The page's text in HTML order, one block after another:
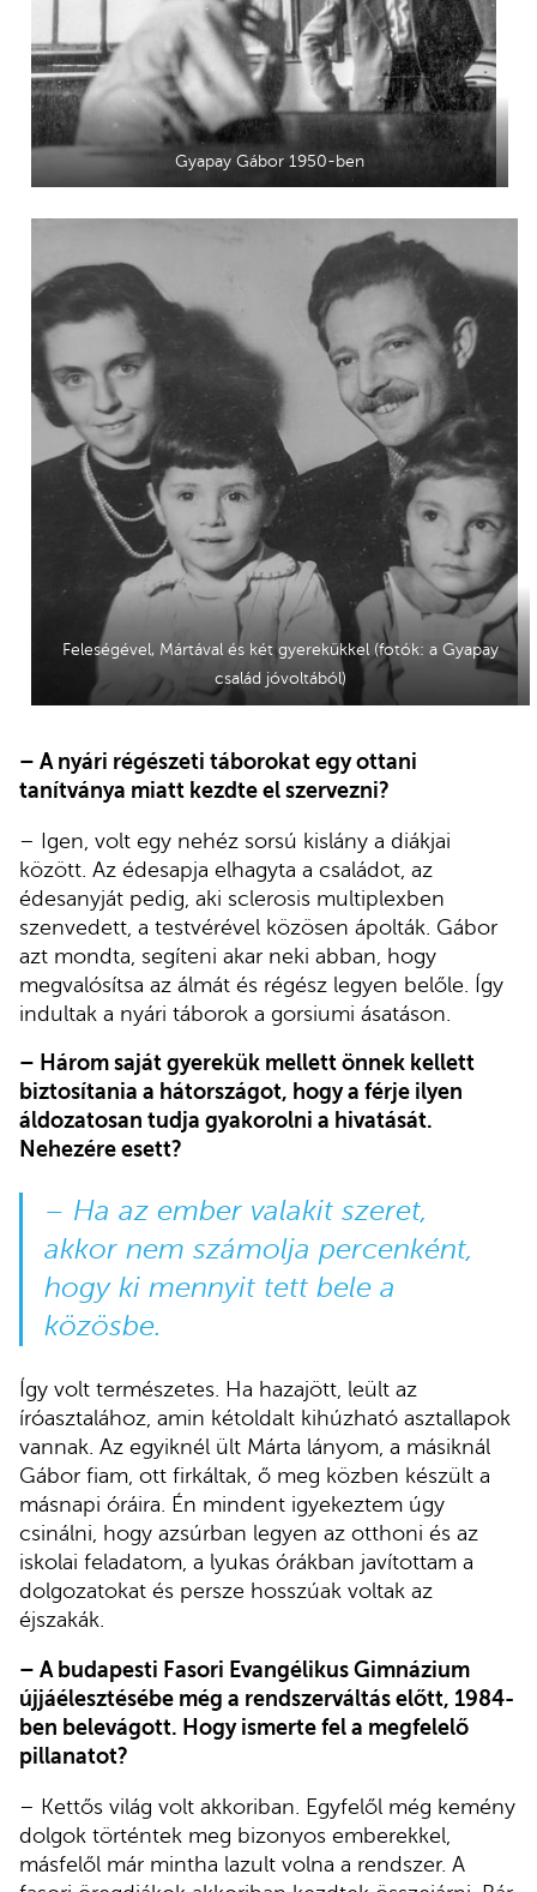
Gyapay Gábor 1950-ben
Feleségével, Mártával és két gyerekükkel (fotók: a Gyapay
család jóvoltából)
– A nyári régészeti táborokat egy ottani
tanítványa miatt kezdte el szervezni?
– Igen, volt egy nehéz sorsú kislány a diákjai
között. Az édesapja elhagyta a családot, az
édesanyját pedig, aki sclerosis multiplexben
szenvedett, a testvérével közösen ápolták. Gábor
azt mondta, segíteni akar neki abban, hogy
megvalósítsa az álmát és régész legyen belőle. Így
indultak a nyári táborok a gorsiumi ásatáson.
– Három saját gyerekük mellett önnek kellett
biztosítania a hátországot, hogy a férje ilyen
áldozatosan tudja gyakorolni a hivatását.
Nehezére esett?
– Ha az ember valakit szeret,
akkor nem számolja percenként,
hogy ki mennyit tett bele a
közösbe.
Így volt természetes. Ha hazajött, leült az
íróasztalához, amin kétoldalt kihúzható asztallapok
vannak. Az egyiknél ült Márta lányom, a másiknál
Gábor fiam, ott firkáltak, ő meg közben készült a
másnapi óráira. Én mindent igyekeztem úgy
csinálni, hogy azsúrban legyen az otthoni és az
iskolai feladatom, a lyukas órákban javítottam a
dolgozatokat és persze hosszúak voltak az
éjszakák.
– A budapesti Fasori Evangélikus Gimnázium
újjáélesztésébe még a rendszerváltás előtt, 1984-
ben belevágott. Hogy ismerte fel a megfelelő
pillanatot?
– Kettős világ volt akkoriban. Egyfelől még kemény
dolgok történtek meg bizonyos emberekkel,
másfelől már mintha lazult volna a rendszer. A